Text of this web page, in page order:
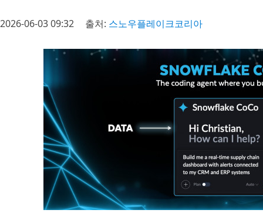
2026-06-03 09:32 출처: 스노우플레이크코리아